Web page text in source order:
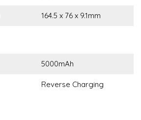
164.5 x 76 x 9.1mm
5000mAh
Reverse Charging